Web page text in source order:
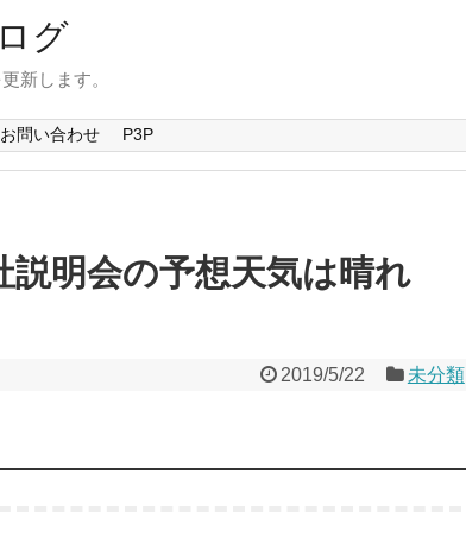
グ
新します。
お問い合わせ P3P
説明会の予想天気は晴れ
2019/5/22 未分類